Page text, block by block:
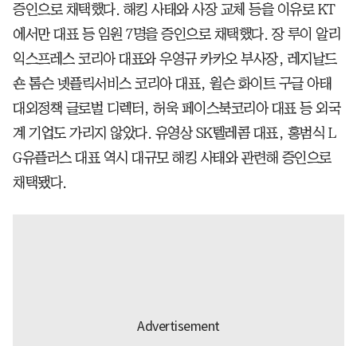
증인으로 채택했다. 해킹 사태와 사장 교체 등을 이유로 KT
에서만 대표 등 임원 7명을 증인으로 채택했다. 장 루이 알리
익스프레스 코리아 대표와 우영규 카카오 부사장, 레지날드
숀 톰슨 넷플릭서비스 코리아 대표, 윌슨 화이트 구글 아태
대외정책 글로벌 디렉터, 허욱 페이스북코리아 대표 등 외국
계 기업도 가리지 않았다. 유영상 SK텔레콤 대표, 홍범식 L
G유플러스 대표 역시 대규모 해킹 사태와 관련해 증인으로
채택됐다.